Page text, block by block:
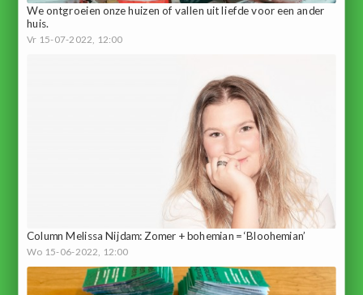
We ontgroeien onze huizen of vallen uit liefde voor een ander
huis.
Vr 15-07-2022, 12:00
Column Melissa Nijdam: Zomer + bohemian = ‘Bloohemian’
Wo 15-06-2022, 12:00